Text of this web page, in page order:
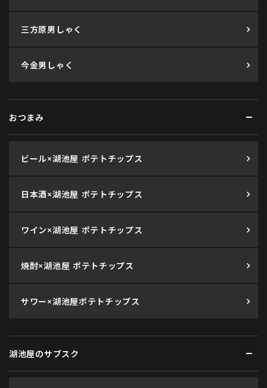
三方原男しゃく
今金男しゃく
おつまみ
ビール×湖池屋 ポテトチップス
日本酒×湖池屋 ポテトチップス
ワイン×湖池屋 ポテトチップス
焼酎×湖池屋 ポテトチップス
サワー×湖池屋ポテトチップス
湖池屋のサブスク